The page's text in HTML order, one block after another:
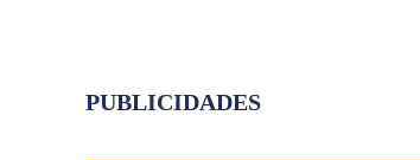
PUBLICIDADES